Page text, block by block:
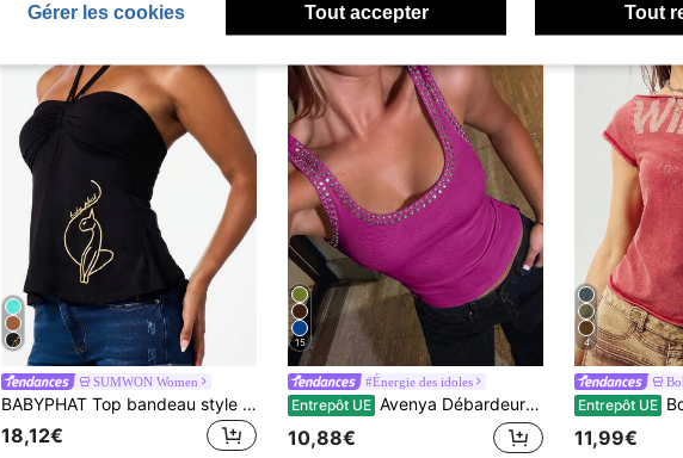
SUMWON Women
BABYPHAT Top bandeau style Y2K avec col licou à nouer, imprimé logo chat doré sur le côté et détail buste froncé
18,12€
15
#Énergie des idoles
Entrepôt UE Avenya Débardeur femme à col en U avec rivets décoratifs, débardeur rose côtelé, débardeur sans manches, débardeur fuchsia avec clous, hauts roses avec clous, débardeur rose pour femmes, hauts décontractés pour femmes
10,88€
4
Entrepôt UE
11,99€
Gérer les cookies Tout accepter Tout